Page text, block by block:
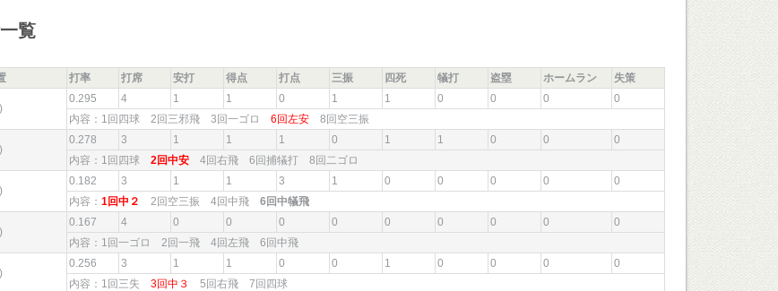
覧
打率 打席 安打 得点 打点 三振 四死 犠打 盗塁 ホームラン 失策
0.295 4 1 1 0 1 1 0 0 0
0
内容：1回四球 2回三邪飛 3回一ゴロ 6回左安 8回空三振
0.278 3 1 1 1 0 1 1 0 0
0
内容：1回四球 2回中安 4回右飛 6回捕犠打 8回二ゴロ
0.182 3 1 1 3 1 0 0 0 0
0
内容： 1回中２ 2回空三振 4回中飛 6回中犠飛
0.167 4 0 0 0 0 0 0 0 0
0
内容：1回一ゴロ 2回一飛 4回左飛 6回中飛
0.256 3 1 1 0 0 1 0 0 0
0
内容：1回三失 3回中３ 5回右飛 7回四球